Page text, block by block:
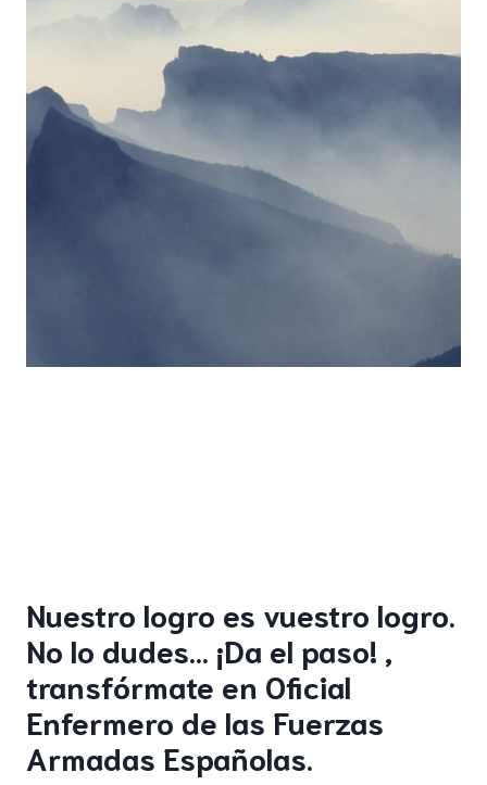
Nuestro logro es vuestro logro.
No lo dudes… ¡Da el paso! ,
transfórmate en Oficial
Enfermero de las Fuerzas
Armadas Españolas.